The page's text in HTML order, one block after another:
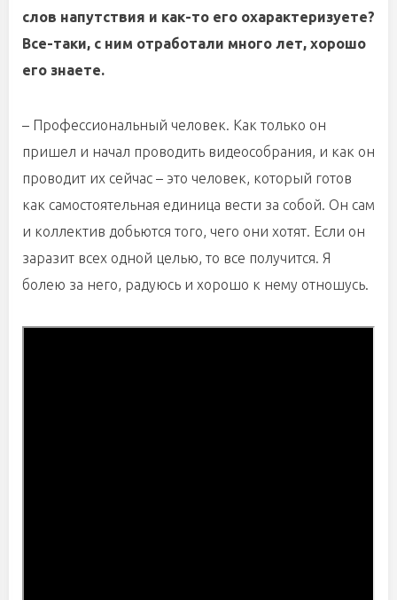
слов напутствия и как-то его охарактеризуете?
Все-таки, с ним отработали много лет, хорошо
его знаете.
– Профессиональный человек. Как только он
пришел и начал проводить видеособрания, и как он
проводит их сейчас – это человек, который готов
как самостоятельная единица вести за собой. Он сам
и коллектив добьются того, чего они хотят. Если он
заразит всех одной целью, то все получится. Я
болею за него, радуюсь и хорошо к нему отношусь.